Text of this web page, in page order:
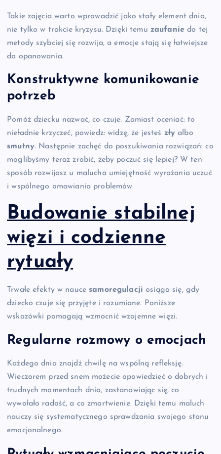
Takie zajęcia warto wprowadzić jako stały element dnia,
nie tylko w trakcie kryzysu. Dzięki temu zaufanie do tej
metody szybciej się rozwija, a emocje stają się łatwiejsze
do opanowania.
Konstruktywne komunikowanie
potrzeb
Pomóż dziecku nazwać, co czuje. Zamiast oceniać: to
nieładnie krzyczeć, powiedz: widzę, że jesteś zły albo
smutny. Następnie zachęć do poszukiwania rozwiązań: co
moglibyśmy teraz zrobić, żeby poczuć się lepiej? W ten
sposób rozwijasz u malucha umiejętność wyrażania uczuć
i wspólnego omawiania problemów.
Budowanie stabilnej
więzi i codzienne
rytuały
Trwałe efekty w nauce samoregulacji osiąga się, gdy
dziecko czuje się przyjęte i rozumiane. Poniższe
wskazówki pomagają wzmocnić wzajemne więzi.
Regularne rozmowy o emocjach
Każdego dnia znajdź chwilę na wspólną refleksję.
Wieczorem przed snem możecie opowiedzieć o dobrych i
trudnych momentach dnia, zastanawiając się, co
wywołało radość, a co zmartwienie. Dzięki temu maluch
nauczy się systematycznego sprawdzania swojego stanu
emocjonalnego.